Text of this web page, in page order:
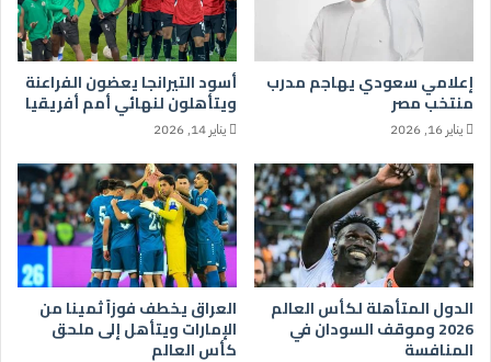
إعلامي سعودي يهاجم مدرب
منتخب مصر
يناير 16, 2026
أسود التيرانجا يعضون الفراعنة
ويتأهلون لنهائي أمم أفريقيا
يناير 14, 2026
الدول المتأهلة لكأس العالم
2026 وموقف السودان في
المنافسة
العراق يخطف فوزاً ثمينا من
الإمارات ويتأهل إلى ملحق
كأس العالم